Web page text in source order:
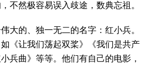
不然极容易误入歧途，数典忘祖。
大的、独一无二的名字：红小兵。
《让我们荡起双桨》《我们是共产
兵曲》等等。他们有自己的电影，